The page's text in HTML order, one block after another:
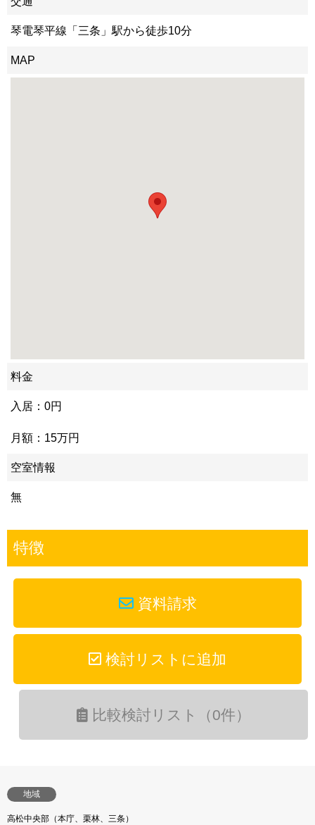
琴電琴平線「三条」駅から徒歩10分
MAP
料金
入居：0円
月額：15万円
空室情報
無
特徴
資料請求
検討リストに追加
比較検討リスト（0件）
地域
高松中央部（本庁、栗林、三条）